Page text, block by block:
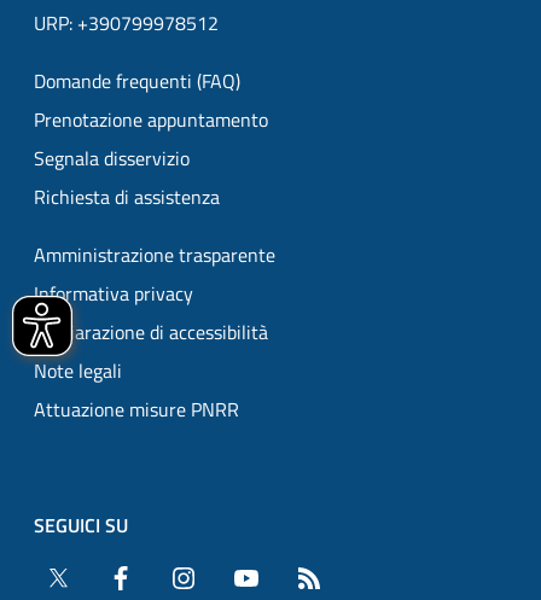
URP: +390799978512
Domande frequenti (FAQ)
Prenotazione appuntamento
Segnala disservizio
Richiesta di assistenza
Amministrazione trasparente
Informativa privacy
Dichiarazione di accessibilità
Note legali
Attuazione misure PNRR
SEGUICI SU
Twitter
Facebook Instagram YouTube